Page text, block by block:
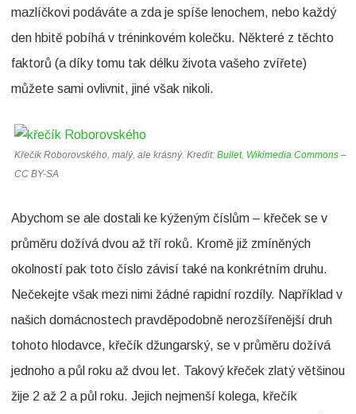
k
a
l
á
k
ř
mazlíčkovi podáváte a zda je spíše lenochem, nebo každý
den hbitě pobíhá v tréninkovém kolečku. Některé z těchto
faktorů (a díky tomu tak délku života vašeho zvířete)
můžete sami ovlivnit, jiné však nikoli.
Křečík Roborovského, malý, ale krásný. Kredit: Bullet, Wikimedia Commons –
CC BY-SA
Abychom se ale dostali ke kýženým číslům – křeček se v
průměru dožívá dvou až tří roků. Kromě již zmíněných
okolností pak toto číslo závisí také na konkrétním druhu.
Nečekejte však mezi nimi žádné rapidní rozdíly. Například v
našich domácnostech pravděpodobně nerozšířenější druh
tohoto hlodavce, křečík džungarský, se v průměru dožívá
jednoho a půl roku až dvou let. Takový křeček zlatý většinou
žije 2 až 2 a půl roku. Jejich nejmenší kolega, křečík